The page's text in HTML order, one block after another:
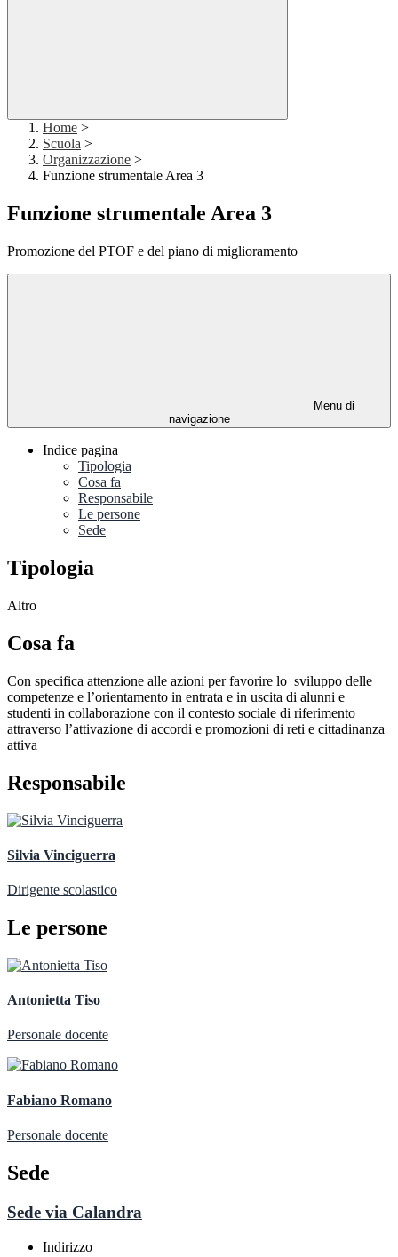
Home >
Scuola >
Organizzazione >
Funzione strumentale Area 3
Funzione strumentale Area 3
Promozione del PTOF e del piano di miglioramento
Menu di
navigazione
Indice pagina
Tipologia
Cosa fa
Responsabile
Le persone
Sede
Tipologia
Altro
Cosa fa
Con specifica attenzione alle azioni per favorire lo sviluppo delle
competenze e l’orientamento in entrata e in uscita di alunni e
studenti in collaborazione con il contesto sociale di riferimento
attraverso l’attivazione di accordi e promozioni di reti e cittadinanza
attiva
Responsabile
Silvia Vinciguerra
Dirigente scolastico
Le persone
Antonietta Tiso
Personale docente
Fabiano Romano
Personale docente
Sede
Sede via Calandra
Indirizzo